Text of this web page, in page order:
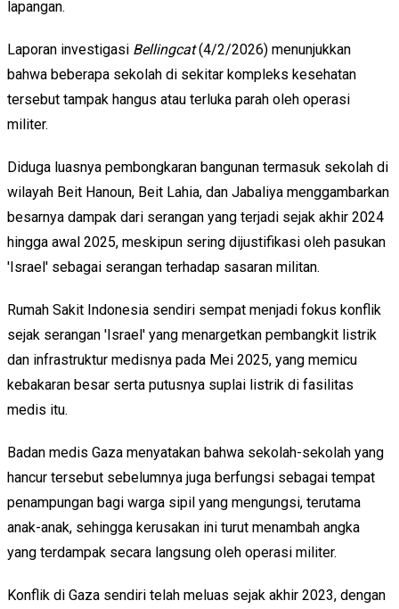
lapangan.
Laporan investigasi Bellingcat(4/2/2026) menunjukkan
bahwa beberapa sekolah di sekitar kompleks kesehatan
tersebut tampak hangus atau terluka parah oleh operasi
militer.
Diduga luasnya pembongkaran bangunan termasuk sekolah di
wilayah Beit Hanoun, Beit Lahia, dan Jabaliya menggambarkan
besarnya dampak dari serangan yang terjadi sejak akhir 2024
hingga awal 2025, meskipun sering dijustifikasi oleh pasukan
'Israel' sebagai serangan terhadap sasaran militan.
Rumah Sakit Indonesia sendiri sempat menjadi fokus konflik
sejak serangan 'Israel' yang menargetkan pembangkit listrik
dan infrastruktur medisnya pada Mei 2025, yang memicu
kebakaran besar serta putusnya suplai listrik di fasilitas
medis itu.
Badan medis Gaza menyatakan bahwa sekolah-sekolah yang
hancur tersebut sebelumnya juga berfungsi sebagai tempat
penampungan bagi warga sipil yang mengungsi, terutama
anak-anak, sehingga kerusakan ini turut menambah angka
yang terdampak secara langsung oleh operasi militer.
Konflik di Gaza sendiri telah meluas sejak akhir 2023, dengan